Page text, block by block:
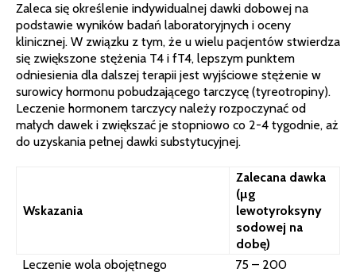
Zaleca się określenie indywidualnej dawki dobowej na
podstawie wyników badań laboratoryjnych i oceny
klinicznej. W związku z tym, że u wielu pacjentów stwierdza
się zwiększone stężenia T4 i fT4, lepszym punktem
odniesienia dla dalszej terapii jest wyjściowe stężenie w
surowicy hormonu pobudzającego tarczycę (tyreotropiny).
Leczenie hormonem tarczycy należy rozpoczynać od
małych dawek i zwiększać je stopniowo co 2-4 tygodnie, aż
do uzyskania pełnej dawki substytucyjnej.
Wskazania
Zalecana dawka
(µg
lewotyroksyny
sodowej na
dobę)
Leczenie wola obojętnego
75 – 200